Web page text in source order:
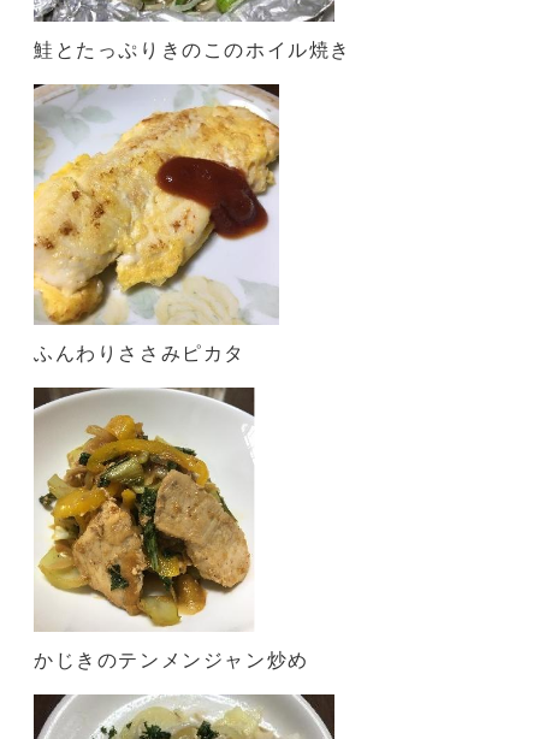
鮭とたっぷりきのこのホイル焼き
ふんわりささみピカタ
かじきのテンメンジャン炒め